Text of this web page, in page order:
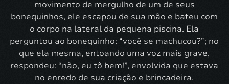
movimento de mergulho de um de seus
bonequinhos, ele escapou de sua mão e bateu com
o corpo na lateral da pequena piscina. Ela
perguntou ao bonequinho: “você se machucou?”; no
que ela mesma, entoando uma voz mais grave,
respondeu: “não, eu tô bem!”, envolvida que estava
no enredo de sua criação e brincadeira.